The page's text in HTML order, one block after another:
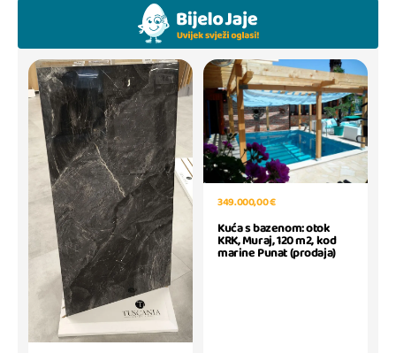
349.000,00 €
Kuća s bazenom: otok
KRK, Muraj, 120 m2, kod
marine Punat (prodaja)